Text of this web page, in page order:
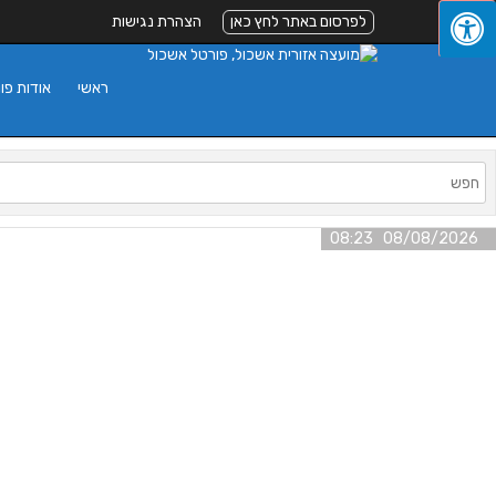
לפרסום באתר לחץ כאן הצהרת נגישות
אודות ראשי
08/08/2026 08:23